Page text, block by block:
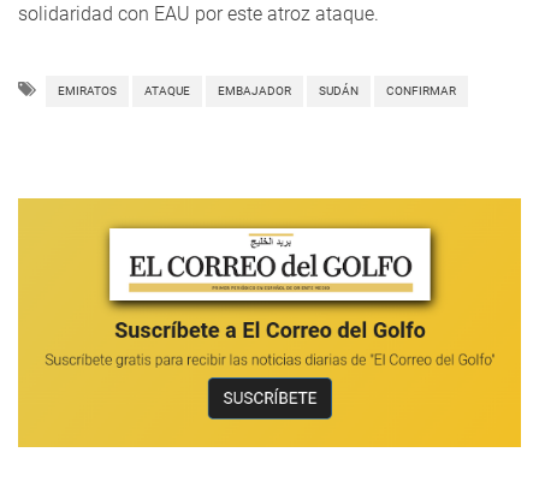
solidaridad con EAU por este atroz ataque.
EMIRATOS ATAQUE EMBAJADOR SUDÁN CONFIRMAR